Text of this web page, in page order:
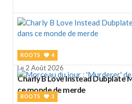
ROOTS 4
Le 2 Août 2026
Charly B Love Instead Dubplate
ce monde de merde
ROOTS 3